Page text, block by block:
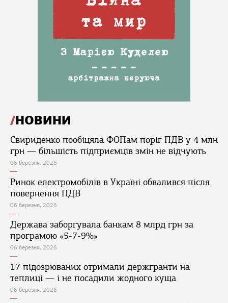
НОВИНИ
Свириденко пообіцяла ФОПам поріг ПДВ у 4 млн
грн — більшість підприємців змін не відчують
06 березня, 2026
Ринок електромобілів в Україні обвалився після
повернення ПДВ
06 березня, 2026
Держава заборгувала банкам 8 млрд грн за
програмою «5-7-9%»
06 березня, 2026
17 підозрюваних отримали держгранти на
теплиці — і не посадили жодного куща
06 березня, 2026